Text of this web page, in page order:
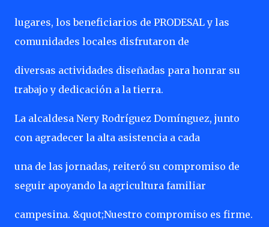
lugares, los beneficiarios de PRODESAL y las
comunidades locales disfrutaron de
diversas actividades diseñadas para honrar su
trabajo y dedicación a la tierra.
La alcaldesa Nery Rodríguez Domínguez, junto
con agradecer la alta asistencia a cada
una de las jornadas, reiteró su compromiso de
seguir apoyando la agricultura familiar
campesina. &quot;Nuestro compromiso es firme.